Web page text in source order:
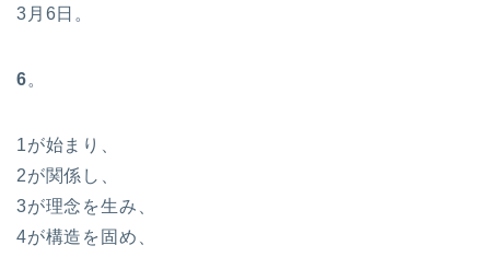
3月6日。
6。
1が始まり、
2が関係し、
3が理念を生み、
4が構造を固め、